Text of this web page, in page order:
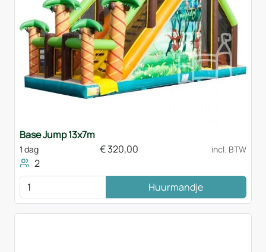
Base Jump 13x7m
1 dag €320,00 incl. BTW
2
Huurmandje